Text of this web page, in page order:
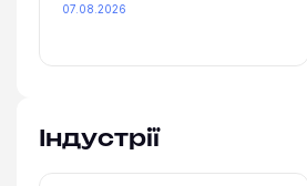
07.08.2026
Індустрії